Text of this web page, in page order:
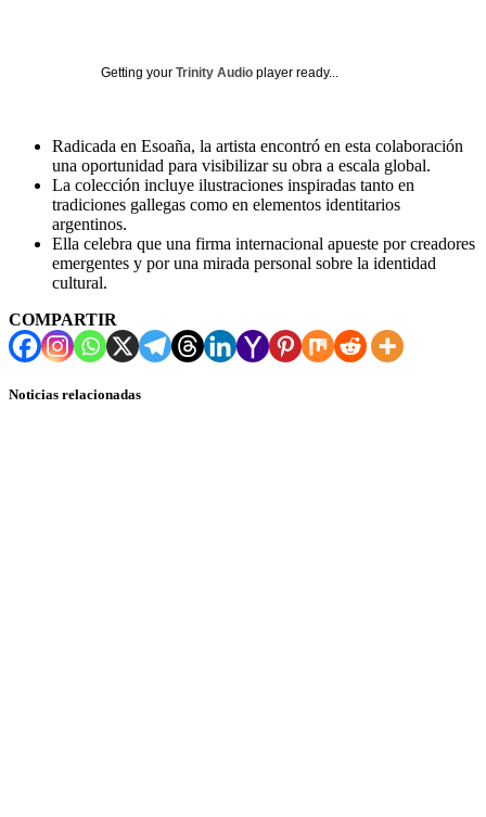
Getting your Trinity Audio player ready...
Radicada en Esoaña, la artista encontró en esta colaboración
una oportunidad para visibilizar su obra a escala global.
La colección incluye ilustraciones inspiradas tanto en
tradiciones gallegas como en elementos identitarios
argentinos.
Ella celebra que una firma internacional apueste por creadores
emergentes y por una mirada personal sobre la identidad
cultural.
COMPARTIR
Noticias relacionadas